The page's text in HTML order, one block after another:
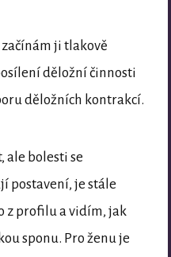
ji tlakově
děložní činnosti
děložních kontrakcí.
ale bolesti se
postavení, je stále
z profilu a vidím, jak
sponu. Pro ženu je